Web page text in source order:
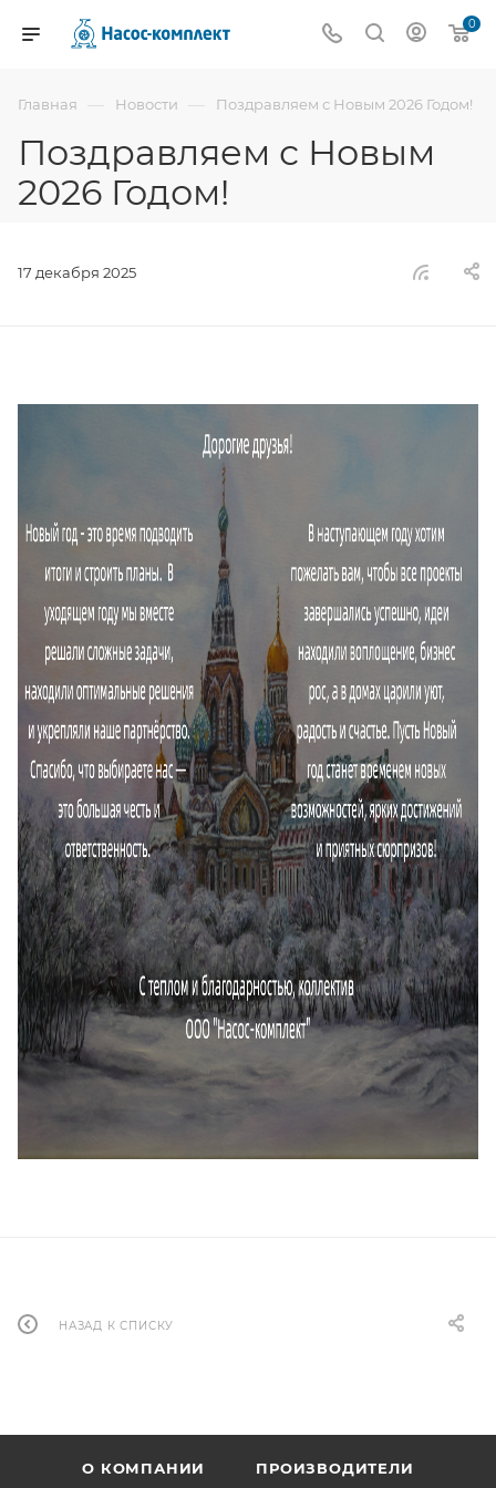
0
Главная — Новости — Поздравляем с Новым 2026 Годом!
Поздравляем с Новым
2026 Годом!
17 декабря 2025
НАЗАД К СПИСКУ
О КОМПАНИИ ПРОИЗВОДИТЕЛИ